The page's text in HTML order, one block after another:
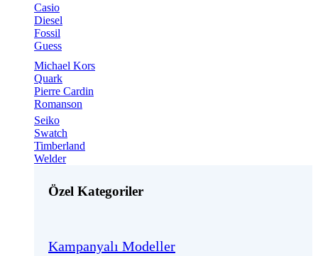
Casio
Diesel
Fossil
Guess
Michael Kors
Quark
Pierre Cardin
Romanson
Seiko
Swatch
Timberland
Welder
Özel Kategoriler
Kampanyalı Modeller